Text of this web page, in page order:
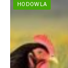
HODOWLA